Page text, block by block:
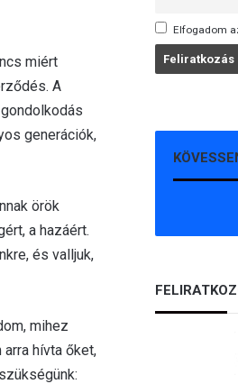
miért
A
generációk,
örök
a hazáért.
és valljuk,
mihez
hívta őket,
Elfogadom